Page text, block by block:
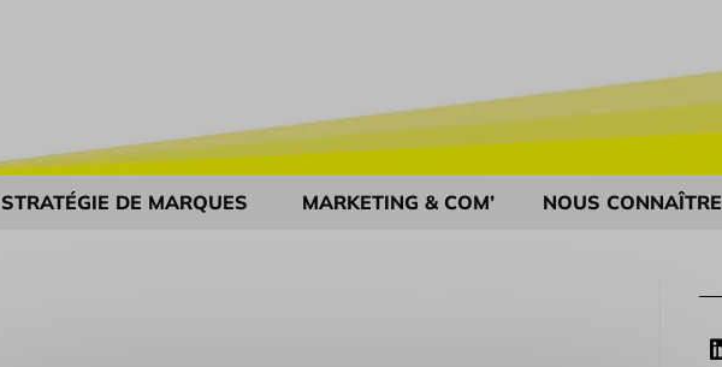
STRATÉGIE DE MARQUES MARKETING & COM’ NOUS CONNAÎTRE